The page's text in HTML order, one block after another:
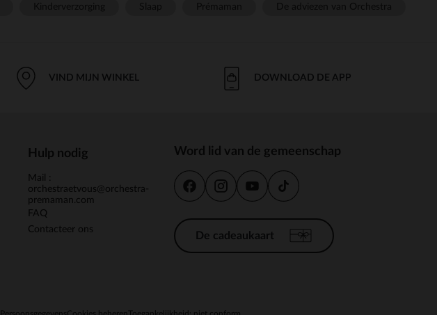
VIND MIJN WINKEL DOWNLOAD DE APP
Hulp nodig
Mail :
orchestraetvous@orchestra-
premaman.com
FAQ
Contacteer ons
Word lid van de gemeenschap
De cadeaukaart